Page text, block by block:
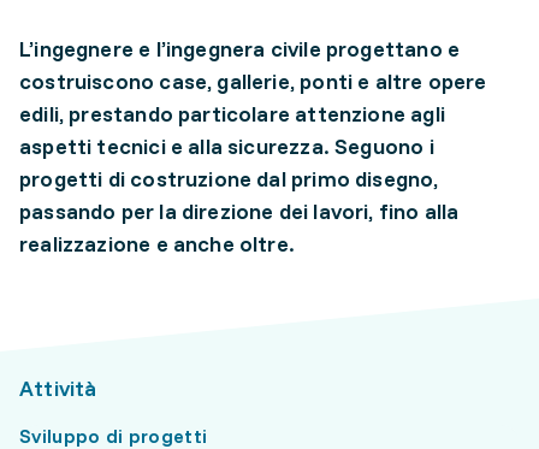
L’ingegnere e l’ingegnera civile progettano e
costruiscono case, gallerie, ponti e altre opere
edili, prestando particolare attenzione agli
aspetti tecnici e alla sicurezza. Seguono i
progetti di costruzione dal primo disegno,
passando per la direzione dei lavori, fino alla
realizzazione e anche oltre.
Attività
Sviluppo di progetti